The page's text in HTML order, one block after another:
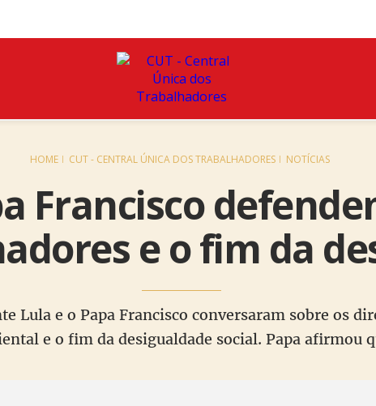
HOME CUT - CENTRAL ÚNICA DOS TRABALHADORES NOTÍCIAS
Francisco
e o fim da
Lula e o Papa Francisco conversaram sobre os
e o fim da desigualdade social. Papa afirmou